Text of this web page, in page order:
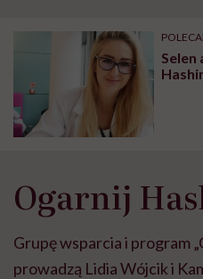
może chyba tylko
głupota i brak
Selen
Ogarnij
Grupę wsparcia i program
prowadzą Lidia Wójcik i